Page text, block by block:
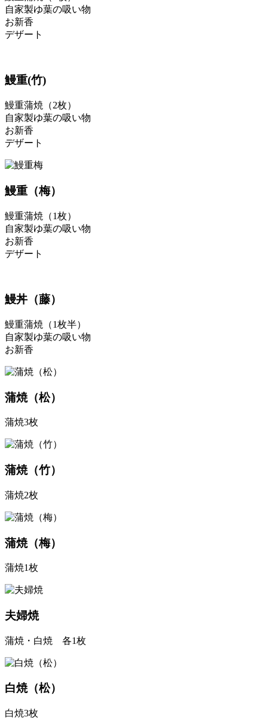
自家製ゆ葉の吸い物
お新香
デザート
鰻重(竹)
鰻重蒲焼（2枚）
自家製ゆ葉の吸い物
お新香
デザート
鰻重（梅）
鰻重蒲焼（1枚）
自家製ゆ葉の吸い物
お新香
デザート
鰻丼（藤）
鰻重蒲焼（1枚半）
自家製ゆ葉の吸い物
お新香
蒲焼（松）
蒲焼3枚
蒲焼（竹）
蒲焼2枚
蒲焼（梅）
蒲焼1枚
夫婦焼
蒲焼・白焼 各1枚
白焼（松）
白焼3枚